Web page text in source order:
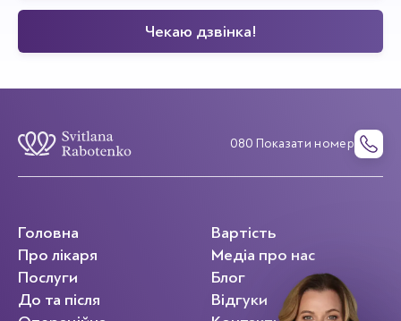
080 Показати номер
Головна
Про лікаря
Послуги
До та після
Вартість
Медіа про нас
Блог
Відгуки